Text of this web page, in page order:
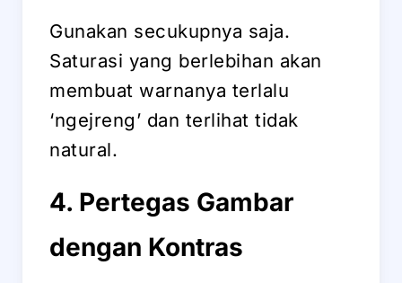
Gunakan secukupnya saja.
Saturasi yang berlebihan akan
membuat warnanya terlalu
‘ngejreng’ dan terlihat tidak
natural.
4. Pertegas Gambar
dengan Kontras